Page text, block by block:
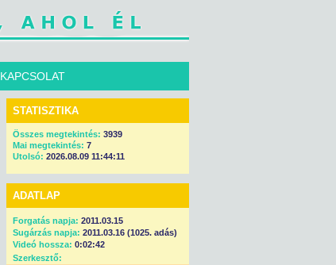
KAPCSOLAT
STATISZTIKA
Összes megtekintés: 3939
Mai megtekintés: 7
Utolsó: 2026.08.09 11:44:11
ADATLAP
Forgatás napja: 2011.03.15
Sugárzás napja: 2011.03.16 (1025. adás)
Videó hossza: 0:02:42
Szerkesztő: